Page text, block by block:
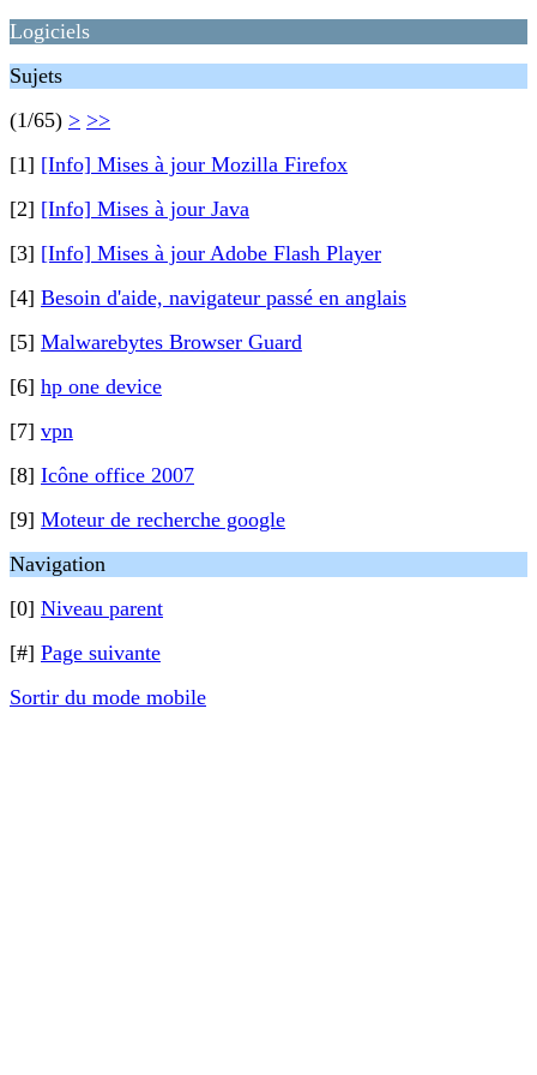
Logiciels
Sujets
(1/65) > >>
[1] [Info] Mises à jour Mozilla Firefox
[2] [Info] Mises à jour Java
[3] [Info] Mises à jour Adobe Flash Player
[4] Besoin d'aide, navigateur passé en anglais
[5] Malwarebytes Browser Guard
[6] hp one device
[7] vpn
[8] Icône office 2007
[9] Moteur de recherche google
Navigation
[0] Niveau parent
[#] Page suivante
Sortir du mode mobile